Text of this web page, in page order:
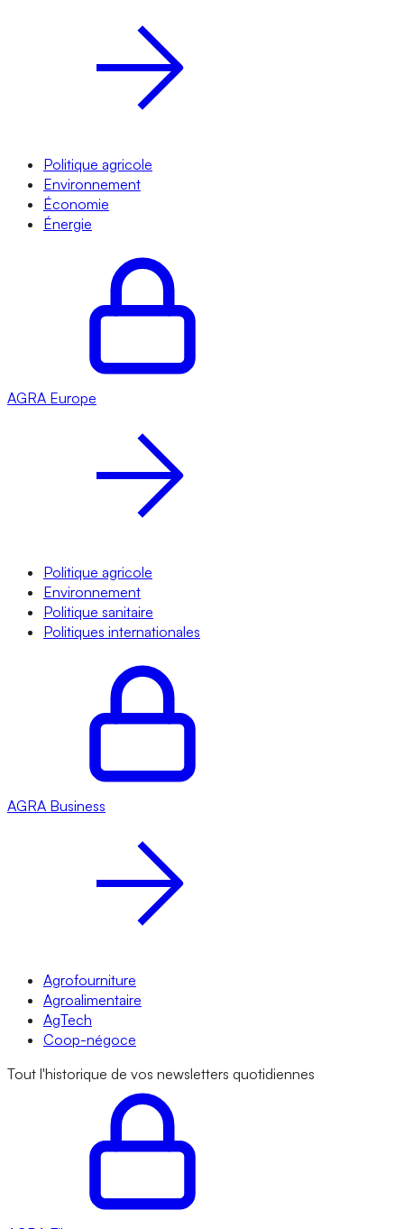
Politique agricole
Environnement
Économie
Énergie
AGRA Europe
Politique agricole
Environnement
Politique sanitaire
Politiques internationales
AGRA Business
Agrofourniture
Agroalimentaire
AgTech
Coop-négoce
Tout l'historique de vos newsletters quotidiennes